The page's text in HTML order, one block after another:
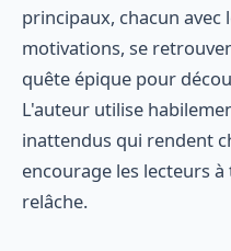
principaux, chacun
motivations, se
quête épique pour
L'auteur utilise
inattendus qui rendent
encourage les lecteurs
relâche.